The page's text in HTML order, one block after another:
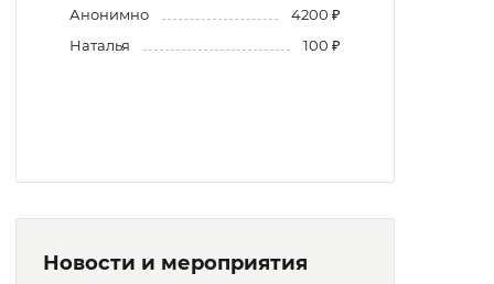
Анонимно
4200 ₽
Наталья
100 ₽
Новости и мероприятия